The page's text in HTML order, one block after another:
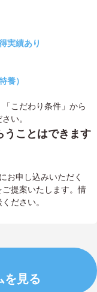
実績あり
養）
こだわり条件」から
い。
うことはできます
にお申し込みいただく
提案いたします。情
ださい。
を見る